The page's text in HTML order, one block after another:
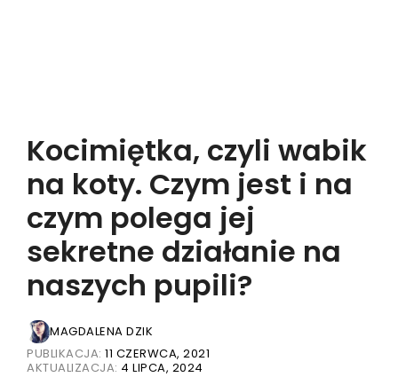
Kocimiętka, czyli wabik
na koty. Czym jest i na
czym polega jej
sekretne działanie na
naszych pupili?
MAGDALENA DZIK
PUBLIKACJA: 11 CZERWCA, 2021
AKTUALIZACJA: 4 LIPCA, 2024